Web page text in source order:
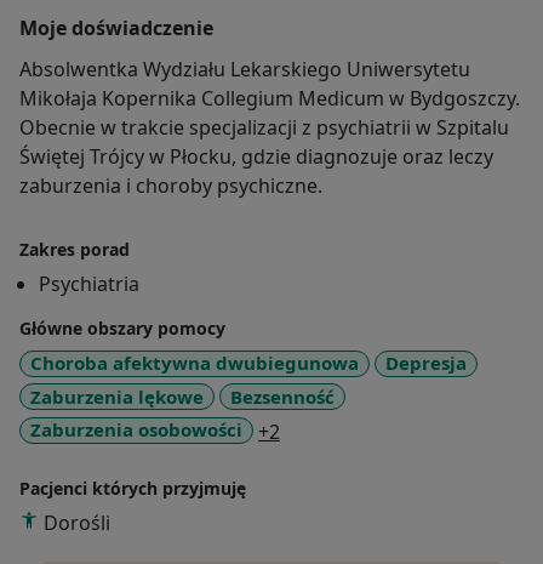
Moje doświadczenie
Absolwentka Wydziału Lekarskiego Uniwersytetu
Mikołaja Kopernika Collegium Medicum w Bydgoszczy.
Obecnie w trakcie specjalizacji z psychiatrii w Szpitalu
Świętej Trójcy w Płocku, gdzie diagnozuje oraz leczy
zaburzenia i choroby psychiczne.
Zakres porad
Psychiatria
Główne obszary pomocy
Choroba afektywna dwubiegunowa
Depresja
Zaburzenia lękowe
Bezsenność
Zaburzenia osobowości
+2
Pacjenci których przyjmuję
Dorośli